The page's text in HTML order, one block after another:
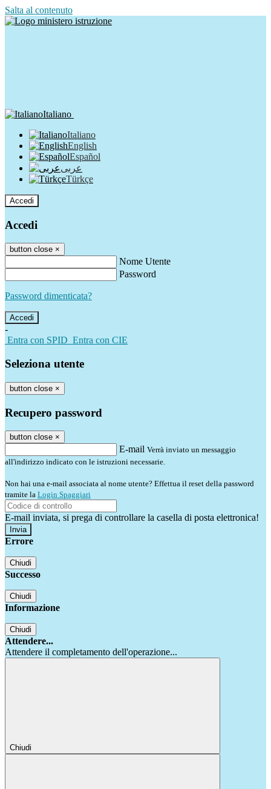
Salta al contenuto
Italiano
Italiano
English
Español
عربى
Türkçe
Accedi
Accedi
button close ×
Nome Utente
Password
Password dimenticata?
-
Entra con SPID Entra con CIE
Seleziona utente
button close ×
Recupero password
button close ×
E-mail Verrà inviato un messaggio
all'indirizzo indicato con le istruzioni necessarie.
Non hai una e-mail associata al nome utente? Effettua il reset della password
tramite la Login Spaggiari
E-mail inviata, si prega di controllare la casella di posta elettronica!
Errore
Chiudi
Successo
Chiudi
Informazione
Chiudi
Attendere...
Attendere il completamento dell'operazione...
Chiudi